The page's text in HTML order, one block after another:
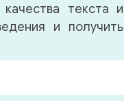
текста и
и получить